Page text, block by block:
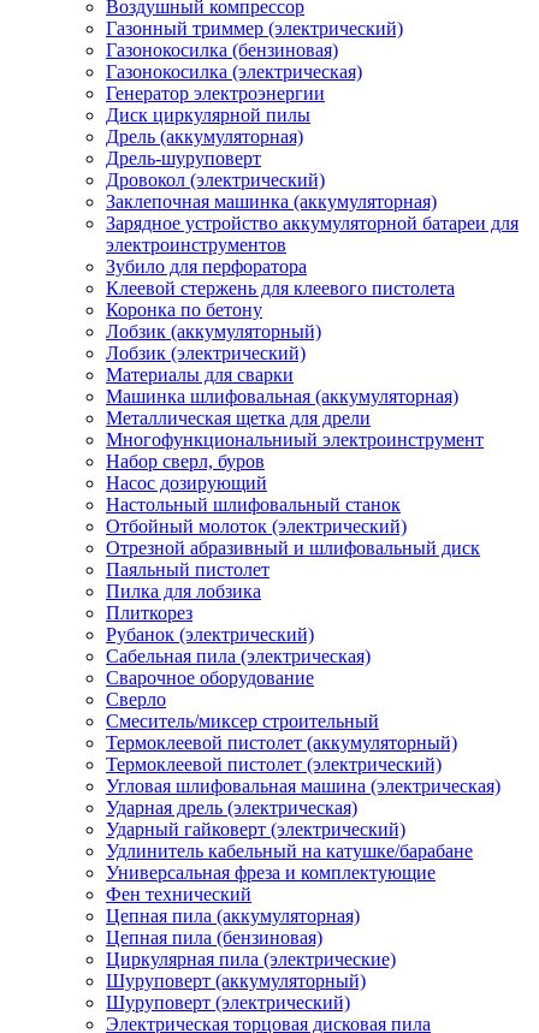
Воздушный компрессор
Газонный триммер (электрический)
Газонокосилка (бензиновая)
Газонокосилка (электрическая)
Генератор электроэнергии
Диск циркулярной пилы
Дрель (аккумуляторная)
Дрель-шуруповерт
Дровокол (электрический)
Заклепочная машинка (аккумуляторная)
Зарядное устройство аккумуляторной батареи для
электроинструментов
Зубило для перфоратора
Клеевой стержень для клеевого пистолета
Коронка по бетону
Лобзик (аккумуляторный)
Лобзик (электрический)
Материалы для сварки
Машинка шлифовальная (аккумуляторная)
Металлическая щетка для дрели
Многофункциональниый электроинструмент
Набор сверл, буров
Насос дозирующий
Настольный шлифовальный станок
Отбойный молоток (электрический)
Отрезной абразивный и шлифовальный диск
Паяльный пистолет
Пилка для лобзика
Плиткорез
Рубанок (электрический)
Сабельная пила (электрическая)
Сварочное оборудование
Сверло
Смеситель/миксер строительный
Термоклеевой пистолет (аккумуляторный)
Термоклеевой пистолет (электрический)
Угловая шлифовальная машина (электрическая)
Ударная дрель (электрическая)
Ударный гайковерт (электрический)
Удлинитель кабельный на катушке/барабане
Универсальная фреза и комплектующие
Фен технический
Цепная пила (аккумуляторная)
Цепная пила (бензиновая)
Циркулярная пила (электрические)
Шуруповерт (аккумуляторный)
Шуруповерт (электрический)
Электрическая торцовая дисковая пила